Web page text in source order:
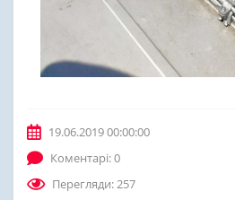
19.06.2019 00:00:00
Коментарі: 0
Перегляди: 257